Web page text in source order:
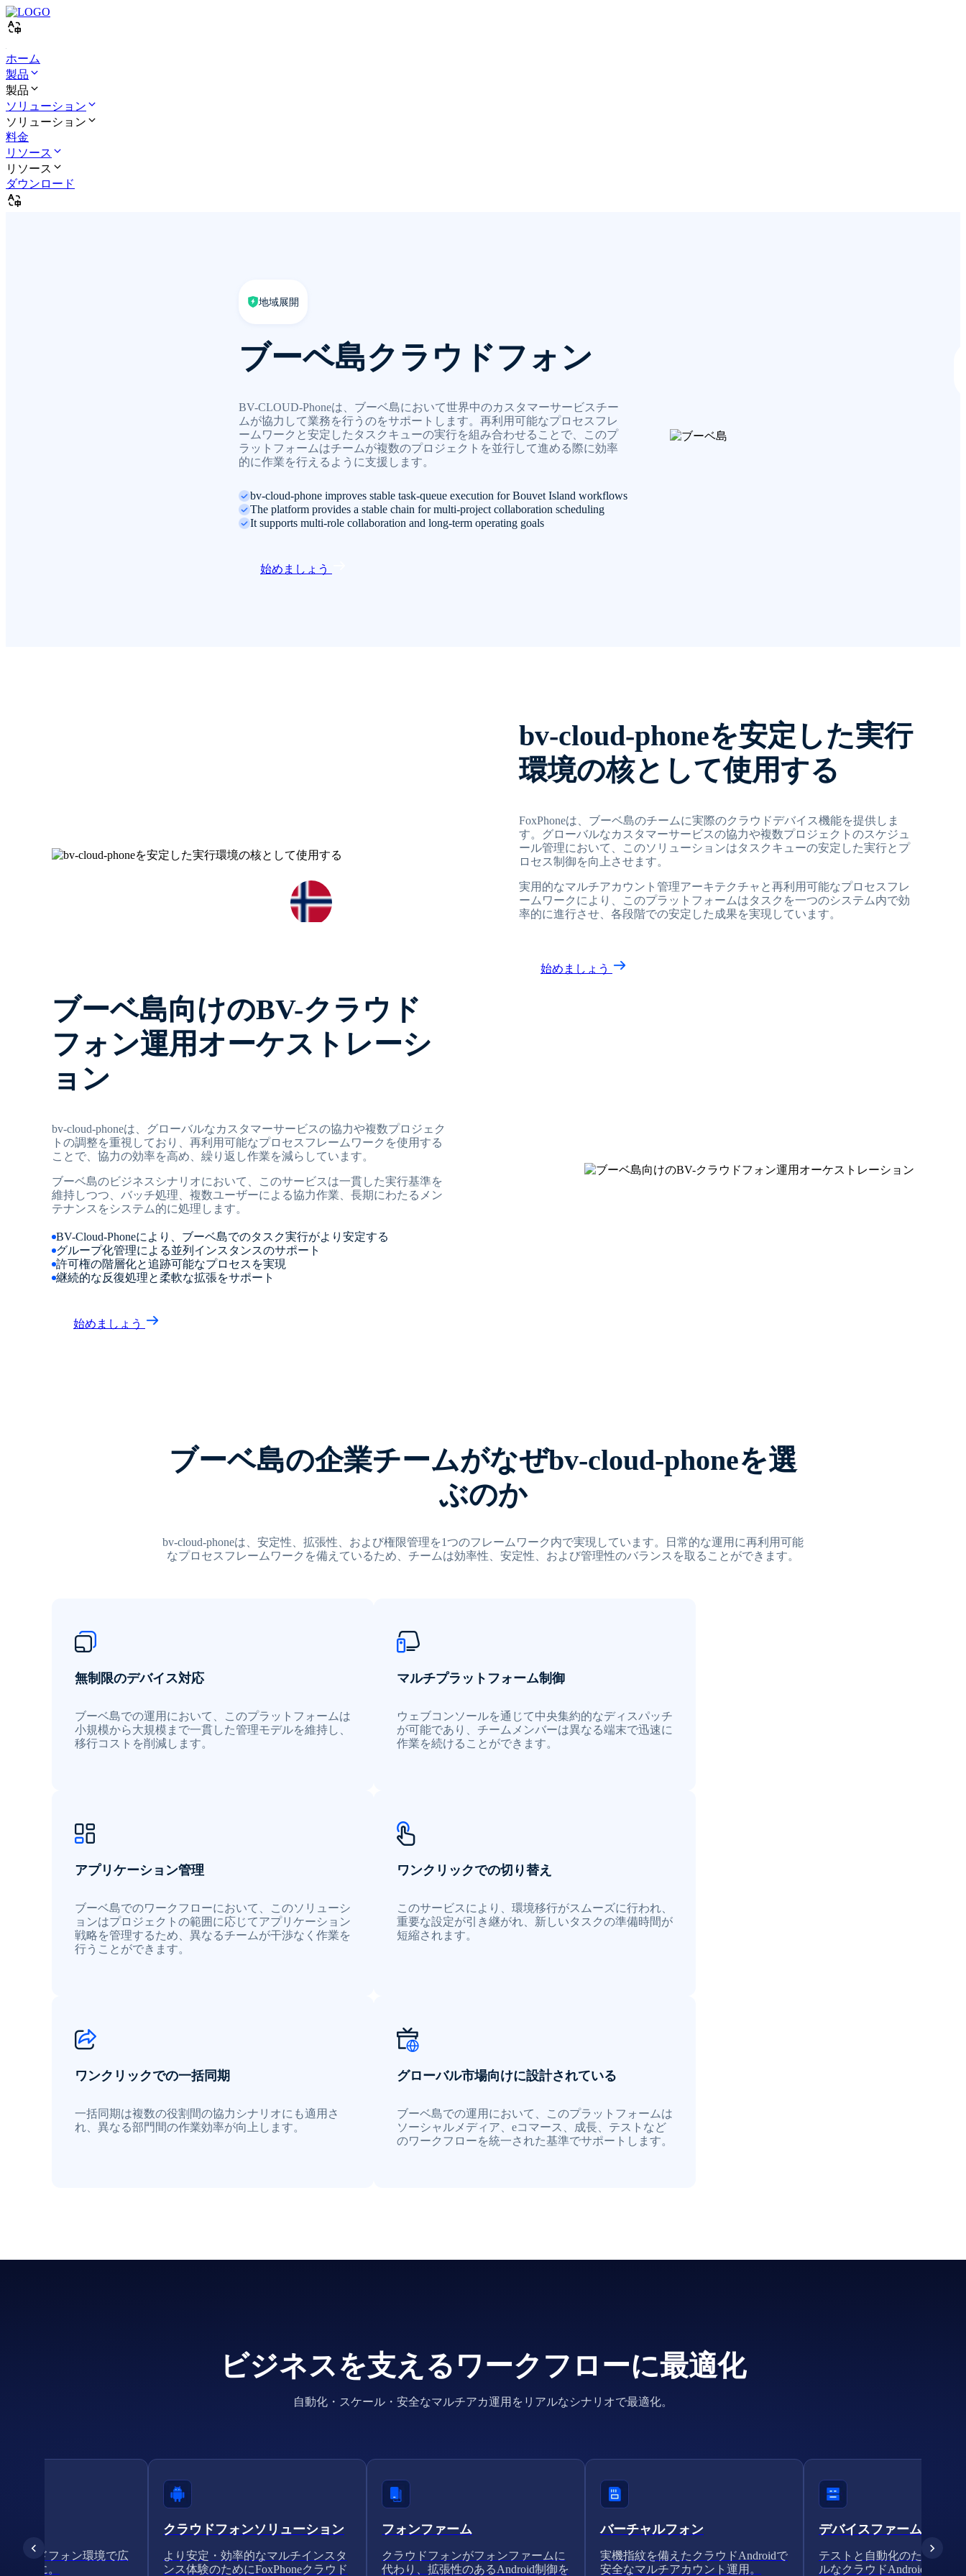
ホーム
製品
製品
ソリューション
ソリューション
料金
リソース
リソース
ダウンロード
地域展開
ブーベ島クラウドフォン
BV-CLOUD-Phoneは、ブーベ島において世界中のカスタマーサービスチー
ムが協力して業務を行うのをサポートします。再利用可能なプロセスフレ
ームワークと安定したタスクキューの実行を組み合わせることで、このプ
ラットフォームはチームが複数のプロジェクトを並行して進める際に効率
的に作業を行えるように支援します。
bv-cloud-phone improves stable task-queue execution for Bouvet Island workflows
The platform provides a stable chain for multi-project collaboration scheduling
It supports multi-role collaboration and long-term operating goals
始めましょう
bv-cloud-phoneを安定した実行
環境の核として使用する
FoxPhoneは、ブーベ島のチームに実際のクラウドデバイス機能を提供しま
す。グローバルなカスタマーサービスの協力や複数プロジェクトのスケジュ
ール管理において、このソリューションはタスクキューの安定した実行とプ
ロセス制御を向上させます。
実用的なマルチアカウント管理アーキテクチャと再利用可能なプロセスフレ
ームワークにより、このプラットフォームはタスクを一つのシステム内で効
率的に進行させ、各段階での安定した成果を実現しています。
始めましょう
ブーベ島向けのBV-クラウド
フォン運用オーケストレーシ
ョン
bv-cloud-phoneは、グローバルなカスタマーサービスの協力や複数プロジェク
トの調整を重視しており、再利用可能なプロセスフレームワークを使用する
ことで、協力の効率を高め、繰り返し作業を減らしています。
ブーベ島のビジネスシナリオにおいて、このサービスは一貫した実行基準を
維持しつつ、バッチ処理、複数ユーザーによる協力作業、長期にわたるメン
テナンスをシステム的に処理します。
BV-Cloud-Phoneにより、ブーベ島でのタスク実行がより安定する
グループ化管理による並列インスタンスのサポート
許可権の階層化と追跡可能なプロセスを実現
継続的な反復処理と柔軟な拡張をサポート
始めましょう
ブーベ島の企業チームがなぜbv-cloud-phoneを選
ぶのか
bv-cloud-phoneは、安定性、拡張性、および権限管理を1つのフレームワーク内で実現しています。日常的な運用に再利用可能
なプロセスフレームワークを備えているため、チームは効率性、安定性、および管理性のバランスを取ることができます。
無制限のデバイス対応
ブーベ島での運用において、このプラットフォームは
小規模から大規模まで一貫した管理モデルを維持し、
移行コストを削減します。
マルチプラットフォーム制御
ウェブコンソールを通じて中央集約的なディスパッチ
が可能であり、チームメンバーは異なる端末で迅速に
作業を続けることができます。
アプリケーション管理
ブーベ島でのワークフローにおいて、このソリューシ
ョンはプロジェクトの範囲に応じてアプリケーション
戦略を管理するため、異なるチームが干渉なく作業を
行うことができます。
ワンクリックでの切り替え
このサービスにより、環境移行がスムーズに行われ、
重要な設定が引き継がれ、新しいタスクの準備時間が
短縮されます。
ワンクリックでの一括同期
一括同期は複数の役割間の協力シナリオにも適用さ
れ、異なる部門間の作業効率が向上します。
グローバル市場向けに設計されている
ブーベ島での運用において、このプラットフォームは
ソーシャルメディア、eコマース、成長、テストなど
のワークフローを統一された基準でサポートします。
ビジネスを支えるワークフローに最適化
自動化・スケール・安全なマルチアカ運用をリアルなシナリオで最適化。
ラウドフォン環境で広
プルに。
クラウドフォンソリューション
より安定・効率的なマルチインスタ
ンス体験のためにFoxPhoneクラウド
フォンファーム
クラウドフォンがフォンファームに
代わり、拡張性のあるAndroid制御を
バーチャルフォン
実機指紋を備えたクラウドAndroidで
安全なマルチアカウント運用。
デバイスファーム
テストと自動化のためのス
ルなクラウドAndroidクラス